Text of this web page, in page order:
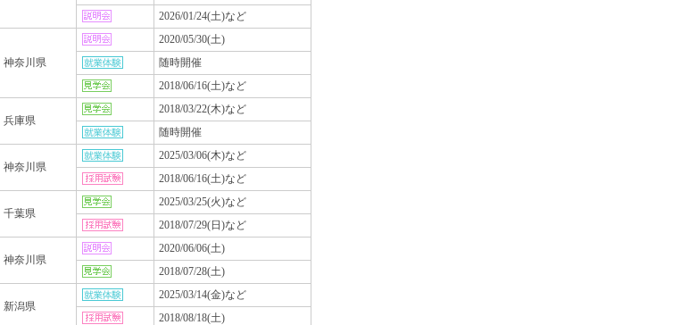
2026/01/24(土)など
神奈川県
2020/05/30(土)
随時開催
2018/06/16(土)など
兵庫県
2018/03/22(木)など
随時開催
神奈川県
2025/03/06(木)など
2018/06/16(土)など
千葉県
2025/03/25(火)など
2018/07/29(日)など
神奈川県
2020/06/06(土)
2018/07/28(土)
新潟県
2025/03/14(金)など
2018/08/18(土)